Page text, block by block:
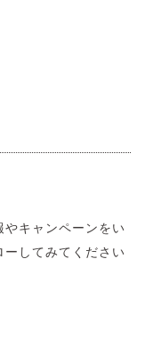
やキャンペーンをい
ーしてみてください